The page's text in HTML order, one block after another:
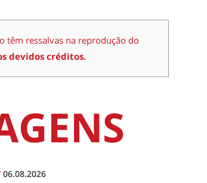
têm ressalvas na reprodução do
devidos créditos.
06.08.2026